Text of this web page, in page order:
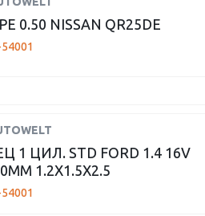
NISSAN QR25DE
54001
ЦИЛ. STD FORD 1.4 16V
1.2X1.5X2.5
54001